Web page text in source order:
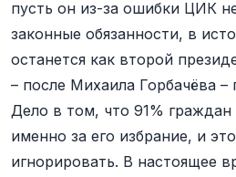
пусть он из-за ошибки ЦИК
законные обязанности, в
останется как второй
– после Михаила Горбачёва
Дело в том, что 91%
именно за его избрание, и
игнорировать. В настоящее